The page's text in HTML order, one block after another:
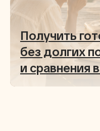
Получить
без долгих
и сравнения